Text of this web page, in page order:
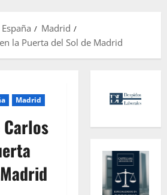
Madrid
la Puerta del Sol de Madrid
Madrid